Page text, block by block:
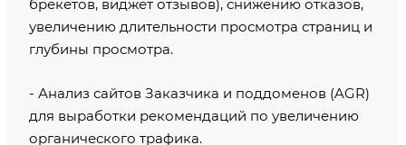
брекетов, виджет отзывов), снижению отказов,
увеличению длительности просмотра страниц и
глубины просмотра.
- Анализ сайтов Заказчика и поддоменов (AGR)
для выработки рекомендаций по увеличению
органического трафика.